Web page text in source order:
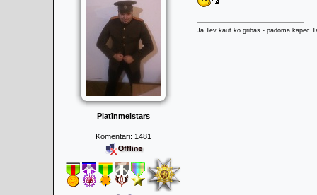
Platīnmeistars
Komentāri: 1481
Ja Tev kaut ko gribās - padomā kāpēc